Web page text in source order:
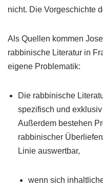
nicht. Die Vorgeschichte
Als Quellen kommen
rabbinische Literatur in
eigene Problematik:
Die rabbinische
spezifisch und
Außerdem bestehen
rabbinischer
Linie auswertbar,
wenn sich